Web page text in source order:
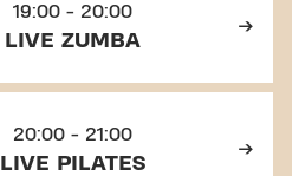
19:00 - 20:00
LIVE ZUMBA
20:00 - 21:00
LIVE PILATES